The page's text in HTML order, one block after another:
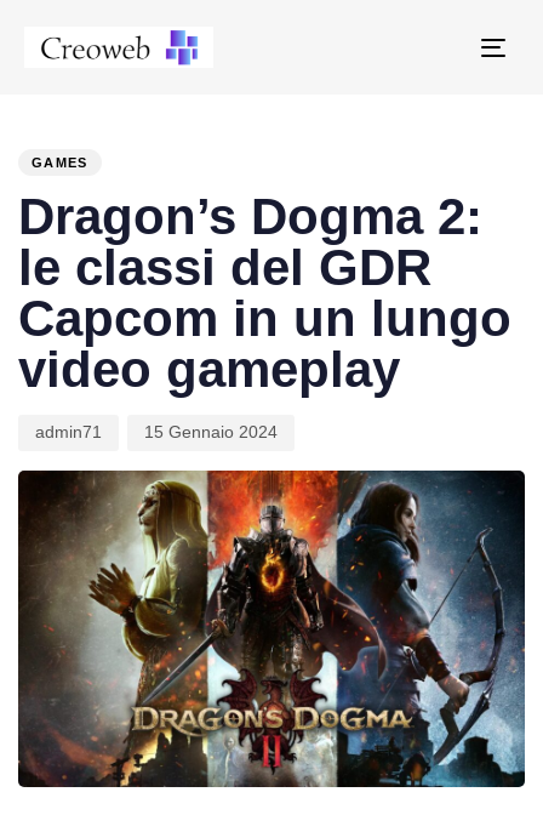
GAMES
Dragon’s Dogma 2:
le classi del GDR
Capcom in un lungo
video gameplay
admin71 15 Gennaio 2024